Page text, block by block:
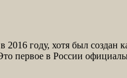
году, хотя был
первое в России